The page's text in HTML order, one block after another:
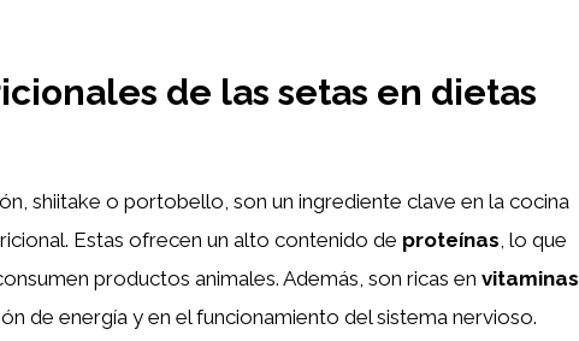
de las setas en dietas
shiitake o portobello, son un ingrediente clave en la cocina
Estas ofrecen un alto contenido de proteínas , lo que
productos animales. Además, son ricas en vitaminas
de energía y en el funcionamiento del sistema nervioso.